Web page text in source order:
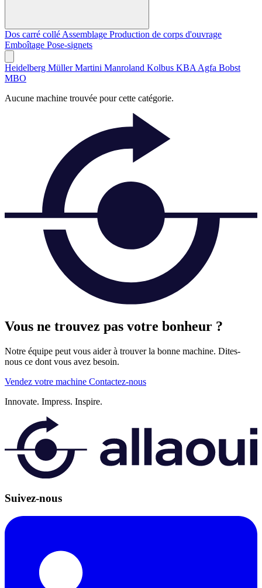
Dos carré collé Assemblage Production de corps d'ouvrage
Emboîtage Pose-signets
Heidelberg Müller Martini Manroland Kolbus KBA Agfa Bobst
MBO
Aucune machine trouvée pour cette catégorie.
Vous ne trouvez pas votre bonheur ?
Notre équipe peut vous aider à trouver la bonne machine. Dites-
nous ce dont vous avez besoin.
Vendez votre machine Contactez-nous
Innovate. Impress. Inspire.
Suivez-nous